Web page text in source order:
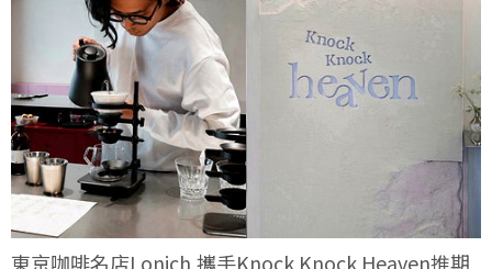
東京咖啡名店Lonich,攜手Knock Knock Heaven推期